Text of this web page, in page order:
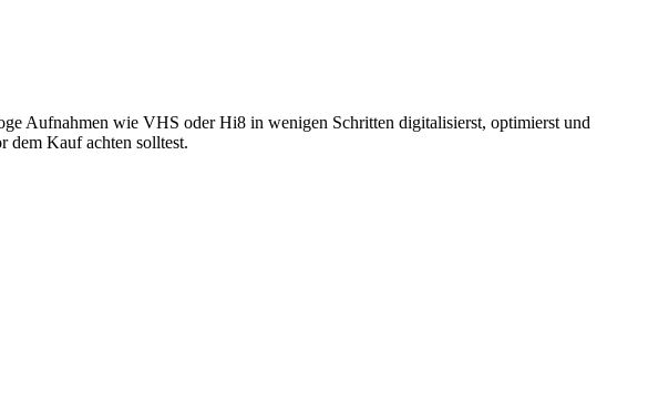
Aufnahmen wie VHS oder Hi8 in wenigen Schritten digitalisierst, optimierst und
dem Kauf achten solltest.